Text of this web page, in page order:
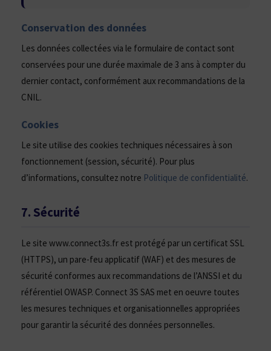
Conservation des données
Les données collectées via le formulaire de contact sont
conservées pour une durée maximale de 3 ans à compter du
dernier contact, conformément aux recommandations de la
CNIL.
Cookies
Le site utilise des cookies techniques nécessaires à son
fonctionnement (session, sécurité). Pour plus
d’informations, consultez notre Politique de confidentialité.
7. Sécurité
Le site www.connect3s.fr est protégé par un certificat SSL
(HTTPS), un pare-feu applicatif (WAF) et des mesures de
sécurité conformes aux recommandations de l’ANSSI et du
référentiel OWASP. Connect 3S SAS met en oeuvre toutes
les mesures techniques et organisationnelles appropriées
pour garantir la sécurité des données personnelles.